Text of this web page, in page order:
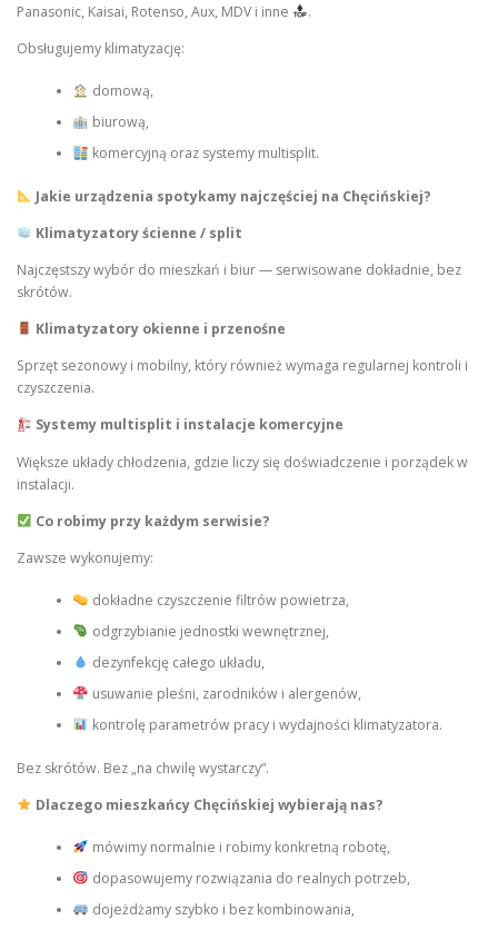
Panasonic, Kaisai, Rotenso, Aux, MDV i inne
.
Obsługujemy klimatyzację:
domową,
biurową,
komercyjną oraz systemy multisplit.
Jakie urządzenia spotykamy najczęściej na Chęcińskiej?
Klimatyzatory ścienne / split
Najczęstszy wybór do mieszkań i biur — serwisowane dokładnie, bez
skrótów.
Klimatyzatory okienne i przenośne
Sprzęt sezonowy i mobilny, który również wymaga regularnej kontroli i
czyszczenia.
Systemy multisplit i instalacje komercyjne
Większe układy chłodzenia, gdzie liczy się doświadczenie i porządek w
instalacji.
Co robimy przy każdym serwisie?
Zawsze wykonujemy:
dokładne czyszczenie filtrów powietrza,
odgrzybianie jednostki wewnętrznej,
dezynfekcję całego układu,
usuwanie pleśni, zarodników i alergenów,
kontrolę parametrów pracy i wydajności klimatyzatora.
Bez skrótów. Bez „na chwilę wystarczy”.
Dlaczego mieszkańcy Chęcińskiej wybierają nas?
mówimy normalnie i robimy konkretną robotę,
dopasowujemy rozwiązania do realnych potrzeb,
dojeżdżamy szybko i bez kombinowania,